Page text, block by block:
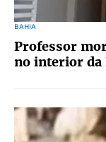
BAHIA
Professor
no interior da